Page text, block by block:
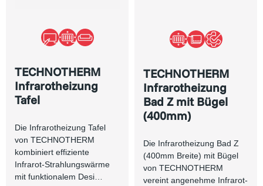
TECHNOTHERM
Infrarotheizung
Tafel
Die Infrarotheizung Tafel
von TECHNOTHERM
kombiniert effiziente
Infrarot-Strahlungswärme
mit funktionalem Desi…
TECHNOTHERM
Infrarotheizung
Bad Z mit Bügel
(400mm)
Die Infrarotheizung Bad Z
(400mm Breite) mit Bügel
von TECHNOTHERM
vereint angenehme Infrarot-